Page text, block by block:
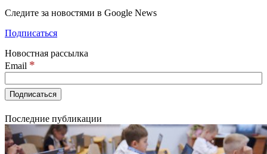
Следите за новостями в Google News
Подписаться
Новостная рассылка
Email *
Последние публикации